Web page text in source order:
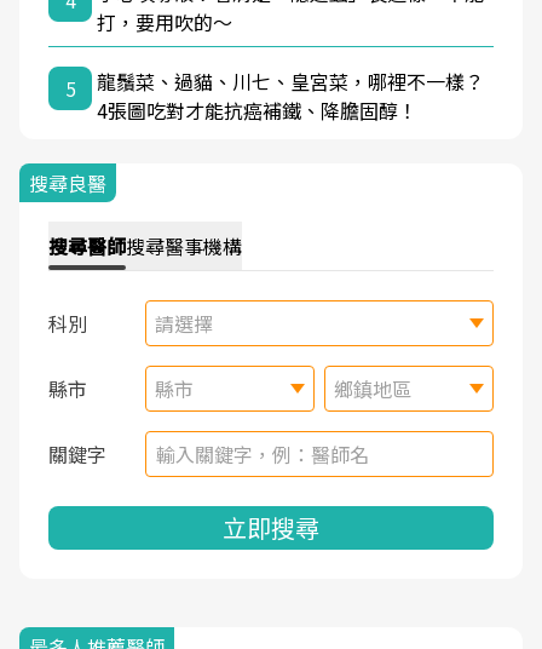
打，要用吹的～
5
龍鬚菜、過貓、川七、皇宮菜，哪裡不一樣？
4張圖吃對才能抗癌補鐵、降膽固醇！
搜尋良醫
搜尋醫師搜尋醫事機構
科別 請選擇
縣市 縣市 鄉鎮地區
關鍵字
立即搜尋